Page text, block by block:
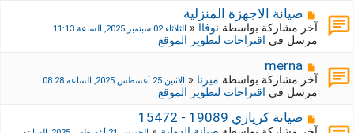
ةج
د
ي
ة
م
ش
ر
ك
ة
ج
د
ي
د
صيانة الاجهزة المنزلية
آخر مشاركة بواسطة نوفاا« الثلاثاء 02 سبتمبر 2025, الساعة 11:13
مرسل في اقتراحات لتطوير الموقع
م
ش
ر
ك
ة
merna
آخر مشاركة بواسطة ميرنا« الاثنين 25 أغسطس 2025, الساعة 08:28
مرسل في اقتراحات لتطوير الموقع
م
ش
صيانة كريازي 19089 - 15472